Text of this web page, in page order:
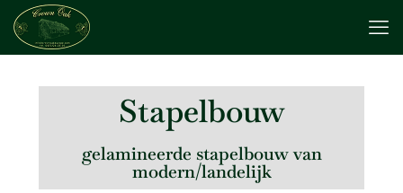
Stapelbouw
gelamineerde stapelbouw van
modern/landelijk